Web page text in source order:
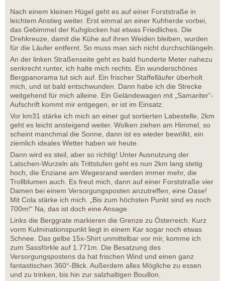
Nach einem kleinen Hügel geht es auf einer Forststraße in
leichtem Anstieg weiter. Erst einmal an einer Kuhherde vorbei,
das Gebimmel der Kuhglocken hat etwas Friedliches. Die
Drehkreuze, damit die Kühe auf ihren Weiden bleiben, wurden
für die Läufer entfernt. So muss man sich nicht durchschlängeln.
An der linken Straßenseite geht es bald hunderte Meter nahezu
senkrecht runter, ich halte mich rechts. Ein wunderschönes
Bergpanorama tut sich auf. Ein frischer Staffelläufer überholt
mich, und ist bald entschwunden. Dann habe ich die Strecke
weitgehend für mich alleine. Ein Geländewagen mit „Samariter“-
Aufschrift kommt mir entgegen, er ist im Einsatz.
Vor km31 stärke ich mich an einer gut sortierten Labestelle, 2km
geht es leicht ansteigend weiter. Wolken ziehen am Himmel, so
scheint manchmal die Sonne, dann ist es wieder bewölkt, ein
ziemlich ideales Wetter haben wir heute.
Dann wird es steil, aber so richtig! Unter Ausnutzung der
Latschen-Wurzeln als Trittstufen geht es nun 2km lang stetig
hoch, die Enziane am Wegesrand werden immer mehr, die
Trollblumen auch. Es freut mich, dann auf einer Forststraße vier
Damen bei einem Versorgungsposten anzutreffen, eine Oase!
Mit Cola stärke ich mich. „Bis zum höchsten Punkt sind es noch
700m!“ Na, das ist doch eine Ansage.
Links die Berggrate markieren die Grenze zu Österreich. Kurz
vorm Kulminationspunkt liegt in einem Kar sogar noch etwas
Schnee. Das gelbe 15x-Shirt unmittelbar vor mir, komme ich
zum Sassförkle auf 1.771m. Die Besatzung des
Versorgungspostens da hat frischen Wind und einen ganz
fantastischen 360°-Blick. Außerdem alles Mögliche zu essen
und zu trinken, bis hin zur salzhaltigen Bouillon.